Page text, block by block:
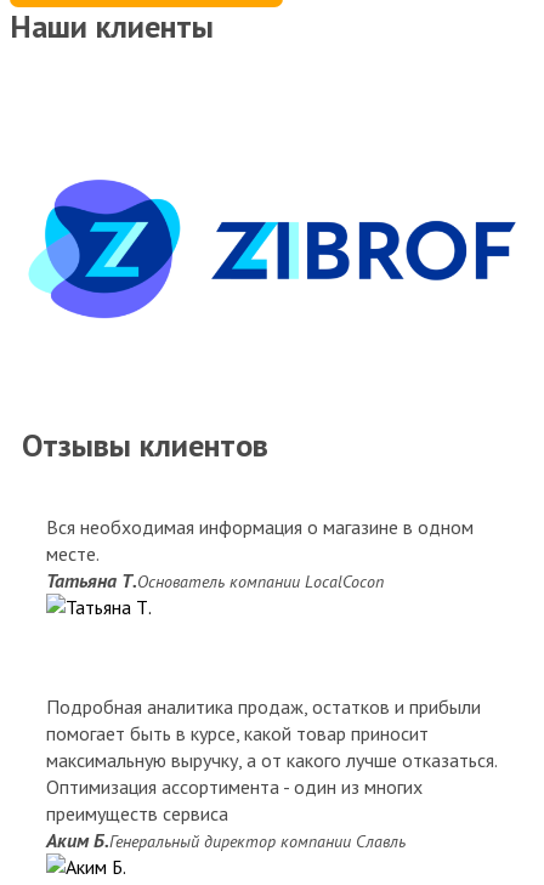
Наши клиенты
Отзывы клиентов
Вся необходимая информация о магазине в одном
месте.
Татьяна Т.Основатель компании LocalCocon
Подробная аналитика продаж, остатков и прибыли
помогает быть в курсе, какой товар приносит
максимальную выручку, а от какого лучше отказаться.
Оптимизация ассортимента - один из многих
преимуществ сервиса
Аким Б.Генеральный директор компании Славль